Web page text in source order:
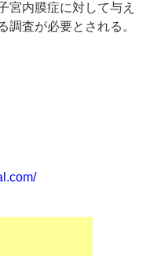
宮内膜症に対して与え
調査が必要とされる。